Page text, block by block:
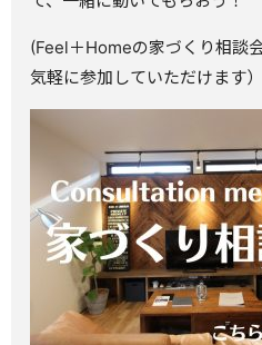
(Feel＋Homeの家づくり相談
気軽に参加していただけます）